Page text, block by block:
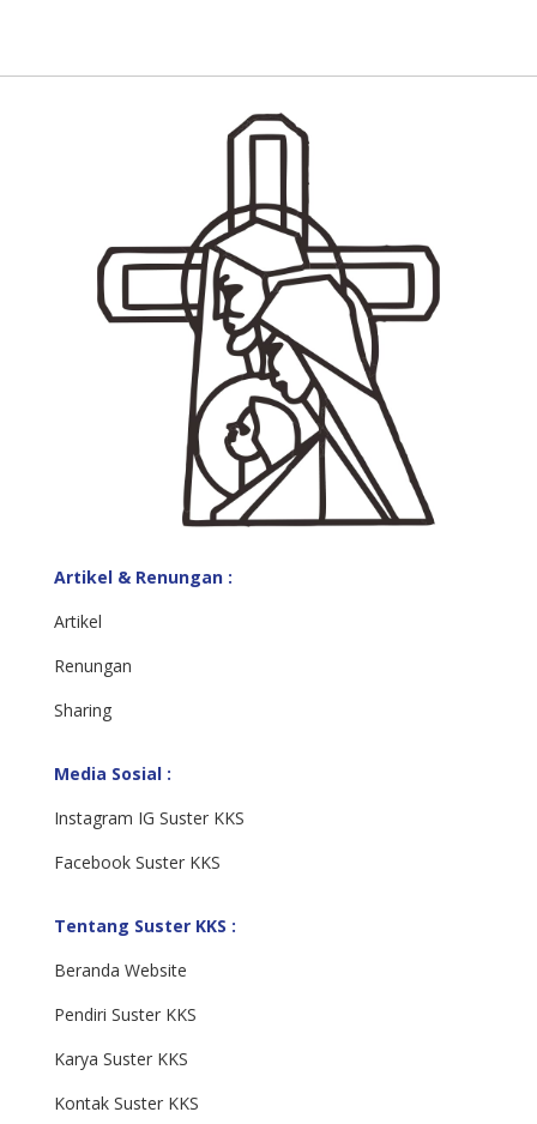
Artikel & Renungan :
Artikel
Renungan
Sharing
Media Sosial :
Instagram IG Suster KKS
Facebook Suster KKS
Tentang Suster KKS :
Beranda Website
Pendiri Suster KKS
Karya Suster KKS
Kontak Suster KKS